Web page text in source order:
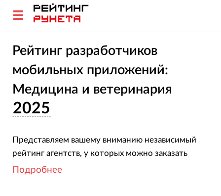
Рейтинг разработчиков
мобильных приложений:
Медицина и ветеринария
2025
Представляем вашему вниманию независимый
рейтинг агентств, у которых можно заказать
разработку медицинского мобильного
Подробнее